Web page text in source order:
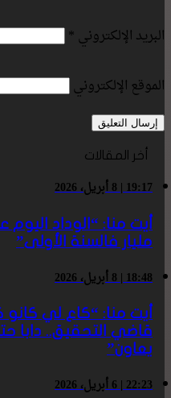
البريد الإلكتروني *
الموقع الإلكتروني
أخر المقالات
19:17 | 8 أبريل، 2026
مليار فالسنة الأولى”
18:48 | 8 أبريل، 2026
أيت منا: “كاع لي
قاضي التحقيق.. دابا
يعاون”
22:23 | 6 أبريل، 2026